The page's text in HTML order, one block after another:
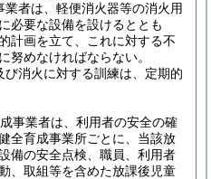
者は、軽便消火器等の消火用
必要な設備を設けるととも
計画を立て、これに対する不
努めなければならない。
消火に対する訓練は、定期的
事業者は、利用者の安全の確
全育成事業所ごとに、当該放
備の安全点検、職員、利用者
、取組等を含めた放課後児童